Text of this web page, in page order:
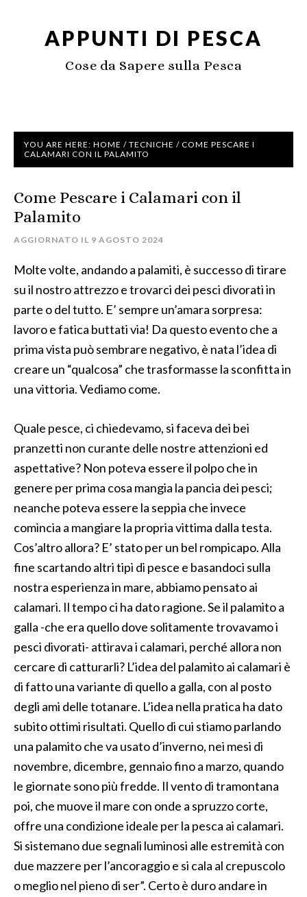
APPUNTI DI PESCA
Cose da Sapere sulla Pesca
YOU ARE HERE: HOME / TECNICHE / COME PESCARE I
CALAMARI CON IL PALAMITO
Come Pescare i Calamari con il
Palamito
AGGIORNATO IL 9 AGOSTO 2024
Molte volte, andando a palamiti, è successo di tirare
su il nostro attrezzo e trovarci dei pesci divorati in
parte o del tutto. E’ sempre un’amara sorpresa:
lavoro e fatica buttati via! Da questo evento che a
prima vista può sembrare negativo, è nata l’idea di
creare un “qualcosa” che trasformasse la sconfitta in
una vittoria. Vediamo come.
Quale pesce, ci chiedevamo, si faceva dei bei
pranzetti non curante delle nostre attenzioni ed
aspettative? Non poteva essere il polpo che in
genere per prima cosa mangia la pancia dei pesci;
neanche poteva essere la seppia che invece
comincia a mangiare la propria vittima dalla testa.
Cos’altro allora? E’ stato per un bel rompicapo. Alla
fine scartando altri tipi di pesce e basandoci sulla
nostra esperienza in mare, abbiamo pensato ai
calamari. Il tempo ci ha dato ragione. Se il palamito a
galla -che era quello dove solitamente trovavamo i
pesci divorati- attirava i calamari, perché allora non
cercare di catturarli? L’idea del palamito ai calamari è
di fatto una variante di quello a galla, con al posto
degli ami delle totanare. L’idea nella pratica ha dato
subito ottimi risultati. Quello di cui stiamo parlando
una palamito che va usato d’inverno, nei mesi di
novembre, dicembre, gennaio fino a marzo, quando
le giornate sono più fredde. Il vento di tramontana
poi, che muove il mare con onde a spruzzo corte,
offre una condizione ideale per la pesca ai calamari.
Si sistemano due segnali luminosi alle estremità con
due mazzere per l’ancoraggio e si cala al crepuscolo
o meglio nel pieno di ser”. Certo è duro andare in